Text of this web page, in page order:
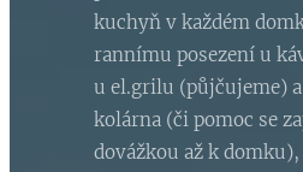
kuchyň v každém
rannímu posezení u
u el.grilu (půjčujeme)
kolárna (či pomoc se
dovážkou až k